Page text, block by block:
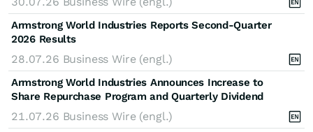
Armstrong World Industries Reports Second-Quarter
2026 Results
28.07.26 Business Wire (engl.)
Armstrong World Industries Announces Increase to
Share Repurchase Program and Quarterly Dividend
21.07.26 Business Wire (engl.)